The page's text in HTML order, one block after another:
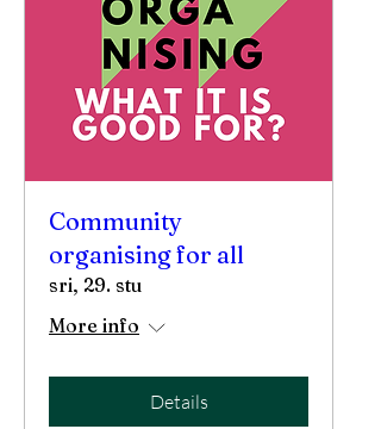
Community
organising for all
sri, 29. stu
More info
Details